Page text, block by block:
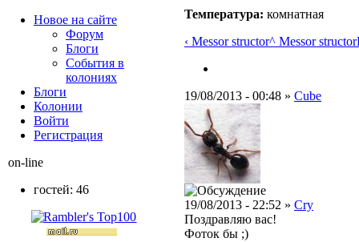
Температура: комнатная
‹ Messor structor^ Messor structor
19/08/2013 - 00:48 » Cube
19/08/2013 - 22:52 » Cry
Поздравляю вас!
Фоток бы ;)
Новое на сайте
Форум
Блоги
События в
колониях
Блоги
Колонии
Войти
Peгиcтpaция
on-line
гостей: 46